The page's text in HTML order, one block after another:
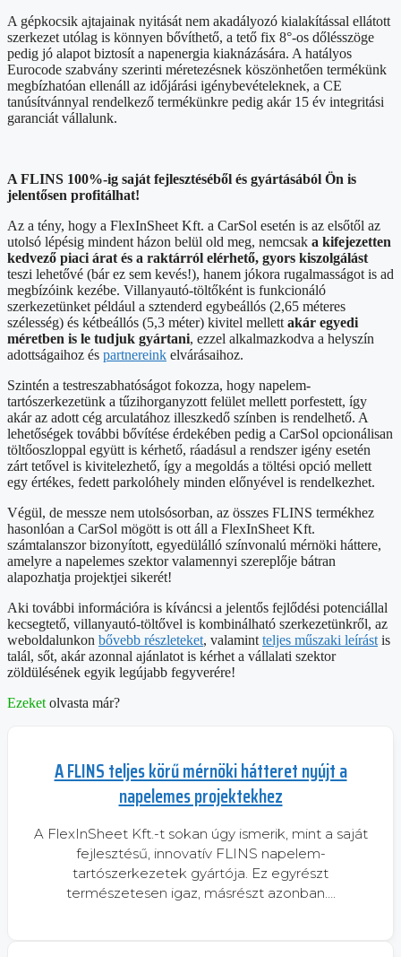
A gépkocsik ajtajainak nyitását nem akadályozó kialakítással ellátott
szerkezet utólag is könnyen bővíthető, a tető fix 8°-os dőlésszöge
pedig jó alapot biztosít a napenergia kiaknázására. A hatályos
Eurocode szabvány szerinti méretezésnek köszönhetően termékünk
megbízhatóan ellenáll az időjárási igénybevételeknek, a CE
tanúsítvánnyal rendelkező termékünkre pedig akár 15 év integritási
garanciát vállalunk.
A FLINS 100%-ig saját fejlesztéséből és gyártásából Ön is
jelentősen profitálhat!
Az a tény, hogy a FlexInSheet Kft. a CarSol esetén is az elsőtől az
utolsó lépésig mindent házon belül old meg, nemcsak a kifejezetten
kedvező piaci árat és a raktárról elérhető, gyors kiszolgálást
teszi lehetővé (bár ez sem kevés!), hanem jókora rugalmasságot is ad
megbízóink kezébe. Villanyautó-töltőként is funkcionáló
szerkezetünket például a sztenderd egybeállós (2,65 méteres
szélesség) és kétbeállós (5,3 méter) kivitel mellett akár egyedi
méretben is le tudjuk gyártani, ezzel alkalmazkodva a helyszín
adottságaihoz és partnereink elvárásaihoz.
Szintén a testreszabhatóságot fokozza, hogy napelem-
tartószerkezetünk a tűzihorganyzott felület mellett porfestett, így
akár az adott cég arculatához illeszkedő színben is rendelhető. A
lehetőségek további bővítése érdekében pedig a CarSol opcionálisan
töltőoszloppal együtt is kérhető, ráadásul a rendszer igény esetén
zárt tetővel is kivitelezhető, így a megoldás a töltési opció mellett
egy értékes, fedett parkolóhely minden előnyével is rendelkezhet.
Végül, de messze nem utolsósorban, az összes FLINS termékhez
hasonlóan a CarSol mögött is ott áll a FlexInSheet Kft.
számtalanszor bizonyított, egyedülálló színvonalú mérnöki háttere,
amelyre a napelemes szektor valamennyi szereplője bátran
alapozhatja projektjei sikerét!
Aki további információra is kíváncsi a jelentős fejlődési potenciállal
kecsegtető, villanyautó-töltővel is kombinálható szerkezetünkről, az
weboldalunkon bővebb részleteket, valamint teljes műszaki leírást is
talál, sőt, akár azonnal ajánlatot is kérhet a vállalati szektor
zöldülésének egyik legújabb fegyverére!
Ezeket olvasta már?
A FLINS teljes körű mérnöki hátteret nyújt a
napelemes projektekhez
A FlexInSheet Kft.-t sokan úgy ismerik, mint a saját
fejlesztésű, innovatív FLINS napelem-
tartószerkezetek gyártója. Ez egyrészt
természetesen igaz, másrészt azonban….